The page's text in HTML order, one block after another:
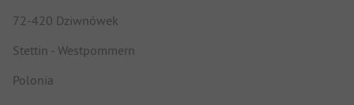
72-420 Dziwnówek
Stettin - Westpommern
Polonia